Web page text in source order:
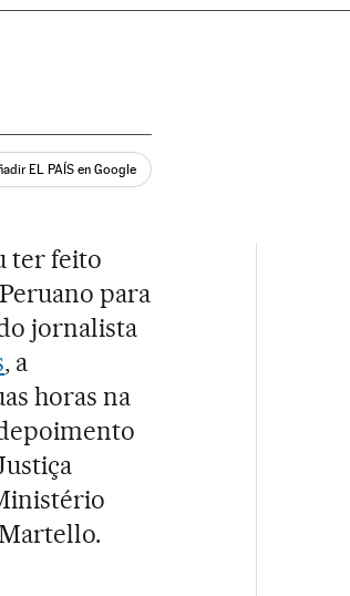
EL PAÍS en Google
ter feito
para
jornalista
, a
horas na